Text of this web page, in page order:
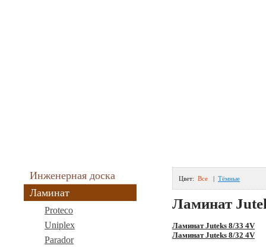
Инженерная доска
Ламинат
Proteco
Uniplex
Parador
Цвет: Все | Тёмные
Ламинат
Ламинат Juteks 8/33 4V
Ламинат Juteks 8/32 4V